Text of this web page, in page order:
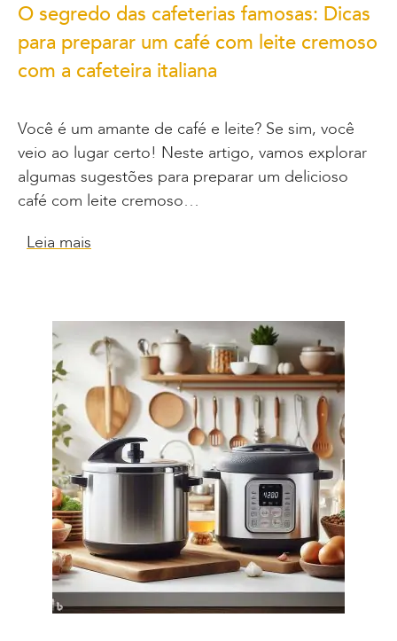
O segredo das cafeterias famosas: Dicas
para preparar um café com leite cremoso
com a cafeteira italiana
Você é um amante de café e leite? Se sim, você
veio ao lugar certo! Neste artigo, vamos explorar
algumas sugestões para preparar um delicioso
café com leite cremoso…
Leia mais